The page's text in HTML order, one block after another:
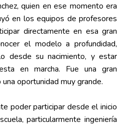
quien en ese momento era
en los equipos de profesores
directamente en esa gran
el modelo a profundidad,
desde su nacimiento, y estar
en marcha. Fue una gran
oportunidad muy grande.
poder participar desde el inicio
particularmente ingeniería